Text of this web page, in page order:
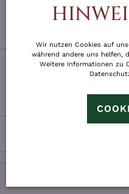
Wir nutzen Cookies auf
während andere uns helfen,
Weitere Informationen zu